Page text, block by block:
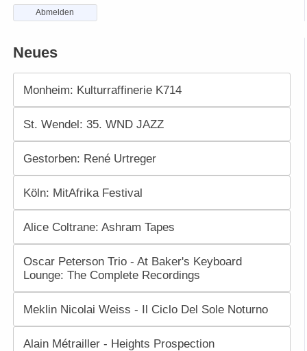
Abmelden
Neues
Monheim: Kulturraffinerie K714
St. Wendel: 35. WND JAZZ
Gestorben: René Urtreger
Köln: MitAfrika Festival
Alice Coltrane: Ashram Tapes
Oscar Peterson Trio - At Baker's Keyboard
Lounge: The Complete Recordings
Meklin Nicolai Weiss - Il Ciclo Del Sole Noturno
Alain Métrailler - Heights Prospection